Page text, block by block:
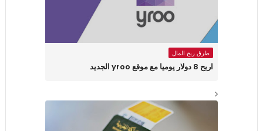
طرق ربح المال
اربح 8 دولار يوميا مع موقع yroo الجديد